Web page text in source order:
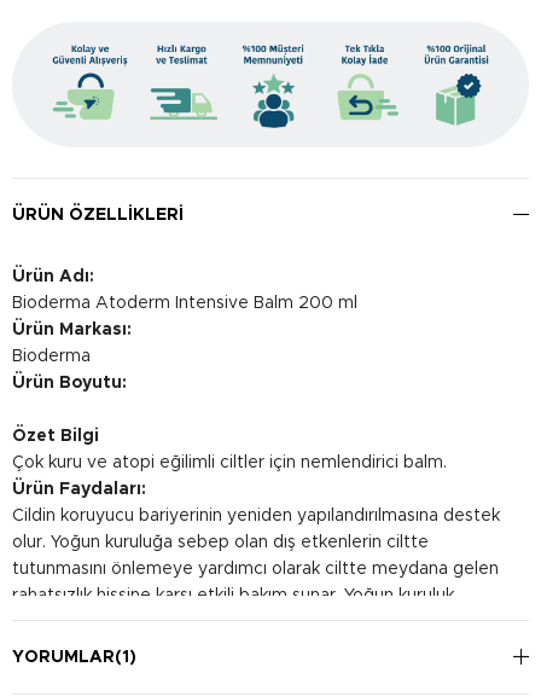
ÜRÜN ÖZELLIKLERI
Ürün Adı:
Bioderma Atoderm Intensive Balm 200 ml
Ürün Markası:
Bioderma
Ürün Boyutu:
Özet Bilgi
Çok kuru ve atopi eğilimli ciltler için nemlendirici balm.
Ürün Faydaları:
Cildin koruyucu bariyerinin yeniden yapılandırılmasına destek
olur. Yoğun kuruluğa sebep olan dış etkenlerin ciltte
tutunmasını önlemeye yardımcı olarak ciltte meydana gelen
rahatsızlık hissine karşı etkili bakım sunar. Yoğun kuruluk
kaynaklı kızarıklık hissinin giderilmesine yardımcı olur.
Kullanım Şekli:
YORUMLAR(1)